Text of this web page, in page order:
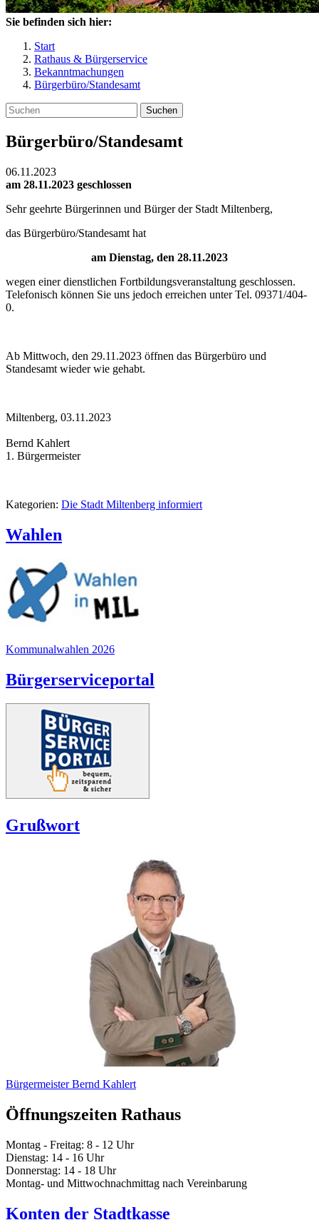
Sie befinden sich hier:
Start
Rathaus & Bürgerservice
Bekanntmachungen
Bürgerbüro/Standesamt
Suchen
Bürgerbüro/Standesamt
06.11.2023
am 28.11.2023 geschlossen
Sehr geehrte Bürgerinnen und Bürger der Stadt Miltenberg,
das Bürgerbüro/Standesamt hat
am Dienstag, den 28.11.2023
wegen einer dienstlichen Fortbildungsveranstaltung geschlossen.
Telefonisch können Sie uns jedoch erreichen unter Tel. 09371/404-
0.
Ab Mittwoch, den 29.11.2023 öffnen das Bürgerbüro und
Standesamt wieder wie gehabt.
Miltenberg, 03.11.2023
Bernd Kahlert
1. Bürgermeister
Kategorien: Die Stadt Miltenberg informiert
Wahlen
Kommunalwahlen 2026
Bürgerserviceportal
Grußwort
Bürgermeister Bernd Kahlert
Öffnungszeiten Rathaus
Montag - Freitag: 8 - 12 Uhr
Dienstag: 14 - 16 Uhr
Donnerstag: 14 - 18 Uhr
Montag- und Mittwochnachmittag nach Vereinbarung
Konten der Stadtkasse